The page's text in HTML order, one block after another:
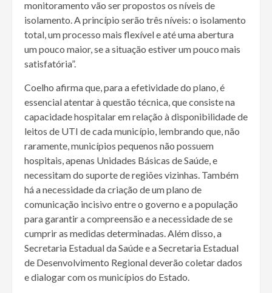
monitoramento vão ser propostos os níveis de
isolamento. A princípio serão três níveis: o isolamento
total, um processo mais flexível e até uma abertura
um pouco maior, se a situação estiver um pouco mais
satisfatória”.
Coelho afirma que, para a efetividade do plano, é
essencial atentar à questão técnica, que consiste na
capacidade hospitalar em relação à disponibilidade de
leitos de UTI de cada município, lembrando que, não
raramente, municípios pequenos não possuem
hospitais, apenas Unidades Básicas de Saúde, e
necessitam do suporte de regiões vizinhas. Também
há a necessidade da criação de um plano de
comunicação incisivo entre o governo e a população
para garantir a compreensão e a necessidade de se
cumprir as medidas determinadas. Além disso, a
Secretaria Estadual da Saúde e a Secretaria Estadual
de Desenvolvimento Regional deverão coletar dados
e dialogar com os municípios do Estado.